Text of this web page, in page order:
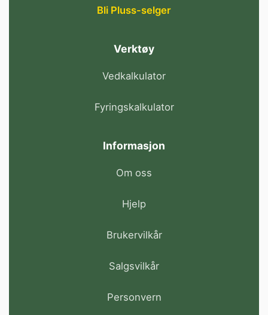
Bli Pluss-selger
Verktøy
Vedkalkulator
Fyringskalkulator
Informasjon
Om oss
Hjelp
Brukervilkår
Salgsvilkår
Personvern